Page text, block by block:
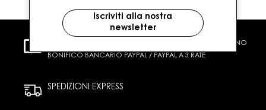
CARTA DI CREDITO CONTRASSEGNO
BONIFICO BANCARIO PAYPAL / PAYPAL A 3 RATE
SPEDIZIONI EXPRESS
Iscriviti alla nostra
newsletter